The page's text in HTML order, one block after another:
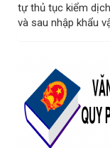
tự thủ tục kiểm
và sau nhập khẩu